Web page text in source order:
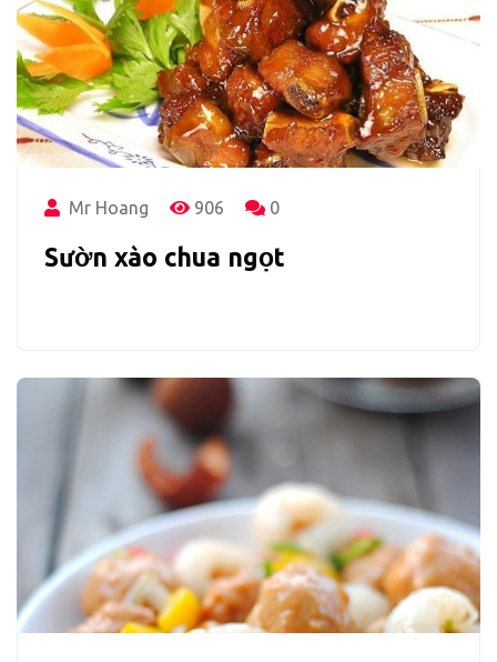
Mr Hoang 906 0
Sườn xào chua ngọt